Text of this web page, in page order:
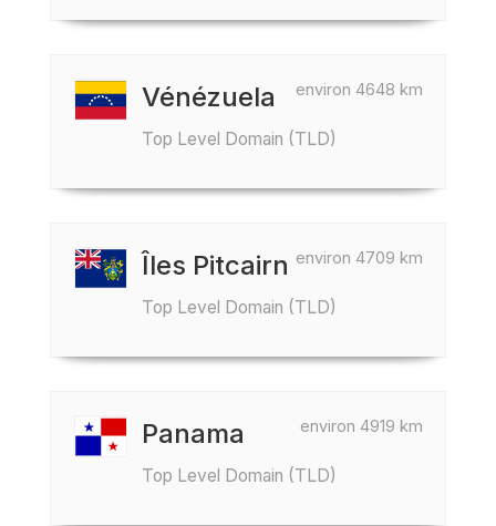
environ 4648 km
Vénézuela
Top Level Domain (TLD)
environ 4709 km
Îles Pitcairn
Top Level Domain (TLD)
environ 4919 km
Panama
Top Level Domain (TLD)